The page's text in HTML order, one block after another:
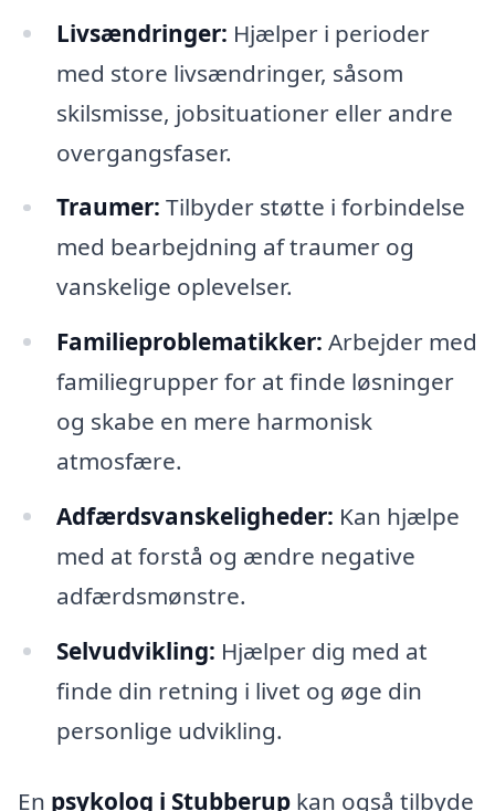
Livsændringer: Hjælper i perioder
med store livsændringer, såsom
skilsmisse, jobsituationer eller andre
overgangsfaser.
Traumer: Tilbyder støtte i forbindelse
med bearbejdning af traumer og
vanskelige oplevelser.
Familieproblematikker: Arbejder med
familiegrupper for at finde løsninger
og skabe en mere harmonisk
atmosfære.
Adfærdsvanskeligheder: Kan hjælpe
med at forstå og ændre negative
adfærdsmønstre.
Selvudvikling: Hjælper dig med at
finde din retning i livet og øge din
personlige udvikling.
En psykolog i Stubberup kan også tilbyde